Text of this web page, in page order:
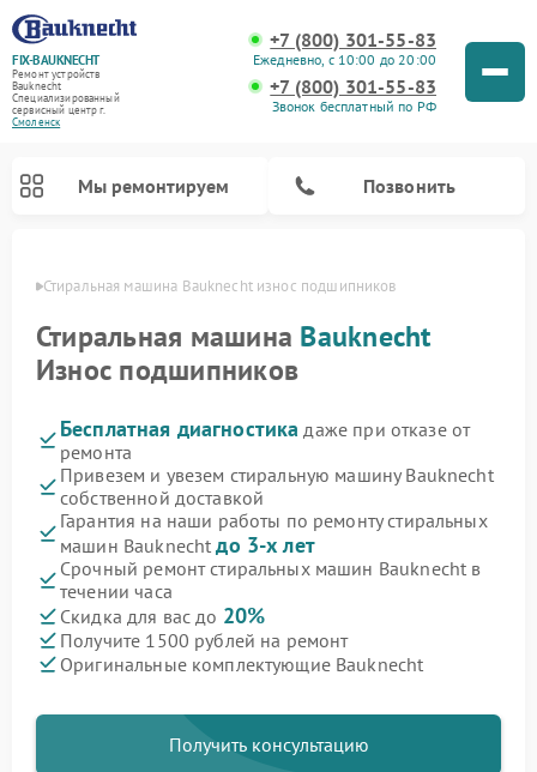
FIX-BAUKNECHT
Ремонт устройств
Bauknecht
Специализированный
cервисный центр г.
Смоленск
+7 (800) 301-55-83
Ежедневно, с 10:00 до 20:00
+7 (800) 301-55-83
Звонок бесплатный по РФ
Мы ремонтируем Позвонить
Стиральная машина Bauknecht износ подшипников
Стиральная машина Bauknecht
Износ подшипников
Бесплатная диагностика даже при отказе от
ремонта
Привезем и увезем стиральную машину Bauknecht
собственной доставкой
Гарантия на наши работы по ремонту стиральных
машин Bauknechtдо 3-х лет
Срочный ремонт стиральных машин Bauknecht в
течении часа
Скидка для вас до 20%
Получите 1500 рублей на ремонт
Оригинальные комплектующие Bauknecht
Получить консультацию